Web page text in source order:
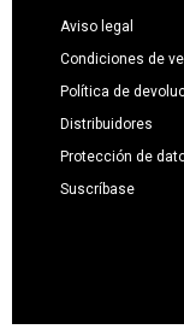
Aviso legal
Condiciones de
Política de
Distribuidores
Protección de
Suscríbase